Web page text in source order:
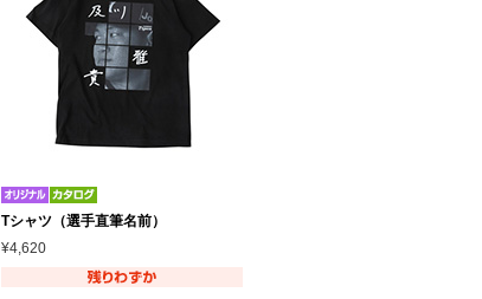
Tシャツ（選手直筆名前）
¥4,620